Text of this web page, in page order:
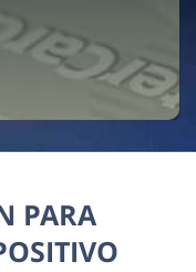
PARA